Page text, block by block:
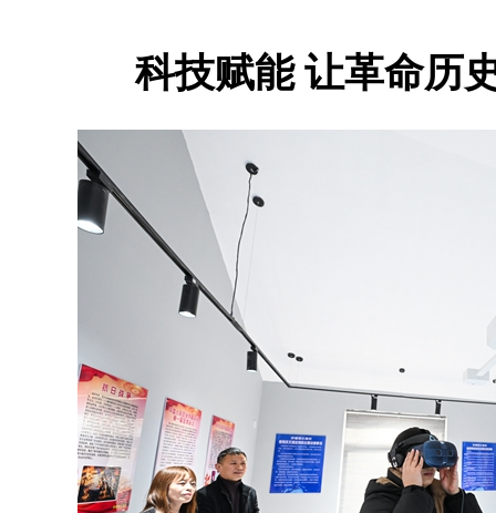
科技赋能 让革命历史